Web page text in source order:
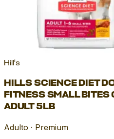
Hill's
HILLS SCIENCE DIET
FITNESS SMALL BITES
ADULT 5LB
Adulto · Premium